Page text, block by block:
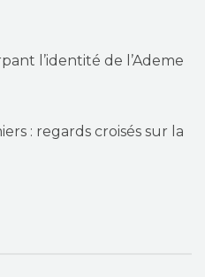
l’identité de l’Ademe
: regards croisés sur la